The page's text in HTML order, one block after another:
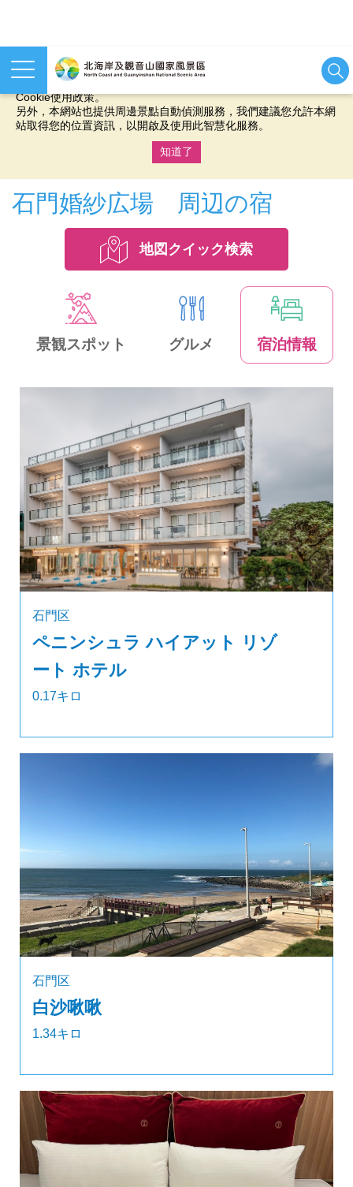
本網站使用cookies等相關技術以持續優化網站服務，並有助於為
您提供更佳的體驗，當您繼續使用本網站即表示您同意我們的
Cookie使用政策。
另外，本網站也提供周邊景點自動偵測服務，我們建議您允許本網
站取得您的位置資訊，以開啟及使用此智慧化服務。
知道了
石門婚紗広場 周辺の宿
地図クイック検索
景観スポット グルメ 宿泊情報
石門区
ペニンシュラ ハイアット リゾ
ート ホテル
0.17キロ
石門区
白沙啾啾
1.34キロ